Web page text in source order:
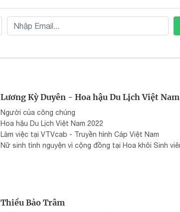
Lương Kỳ Duyên - Hoa hậu Du Lịch Việt
Người của công chúng
Hoa hậu Du Lịch Việt Nam 2022
Làm việc tại VTVcab - Truyền hình Cáp Việt Nam
Nữ sinh tình nguyện vì cộng đồng tại Hoa khôi Sinh
Thiều Bảo Trâm